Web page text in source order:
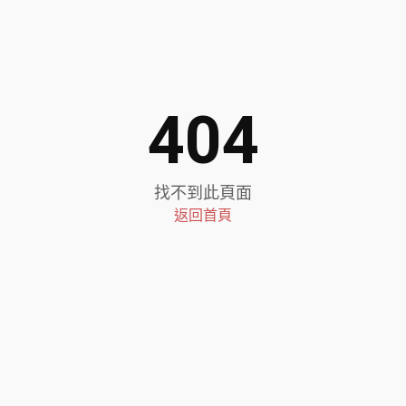
404
找不到此頁面
返回首頁